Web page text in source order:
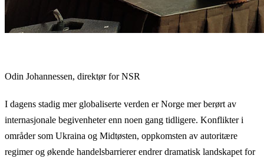
Odin Johannessen, direktør for NSR
I dagens stadig mer globaliserte verden er Norge mer berørt av
internasjonale begivenheter enn noen gang tidligere. Konflikter i
områder som Ukraina og Midtøsten, oppkomsten av autoritære
regimer og økende handelsbarrierer endrer dramatisk landskapet for